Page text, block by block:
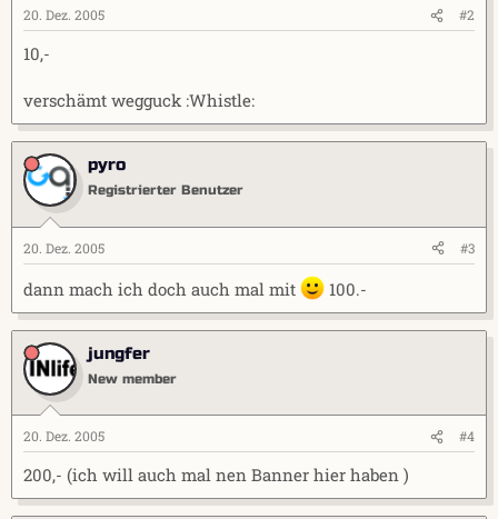
20. Dez. 2005 #2
10,-
verschämt wegguck :Whistle:
pyro
Registrierter Benutzer
20. Dez. 2005 #3
dann mach ich doch auch mal mit 100.-
jungfer
New member
20. Dez. 2005 #4
200,- (ich will auch mal nen Banner hier haben )